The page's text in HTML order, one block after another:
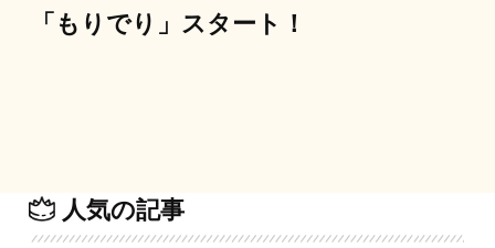
「もりでり」スタート！
人気の記事